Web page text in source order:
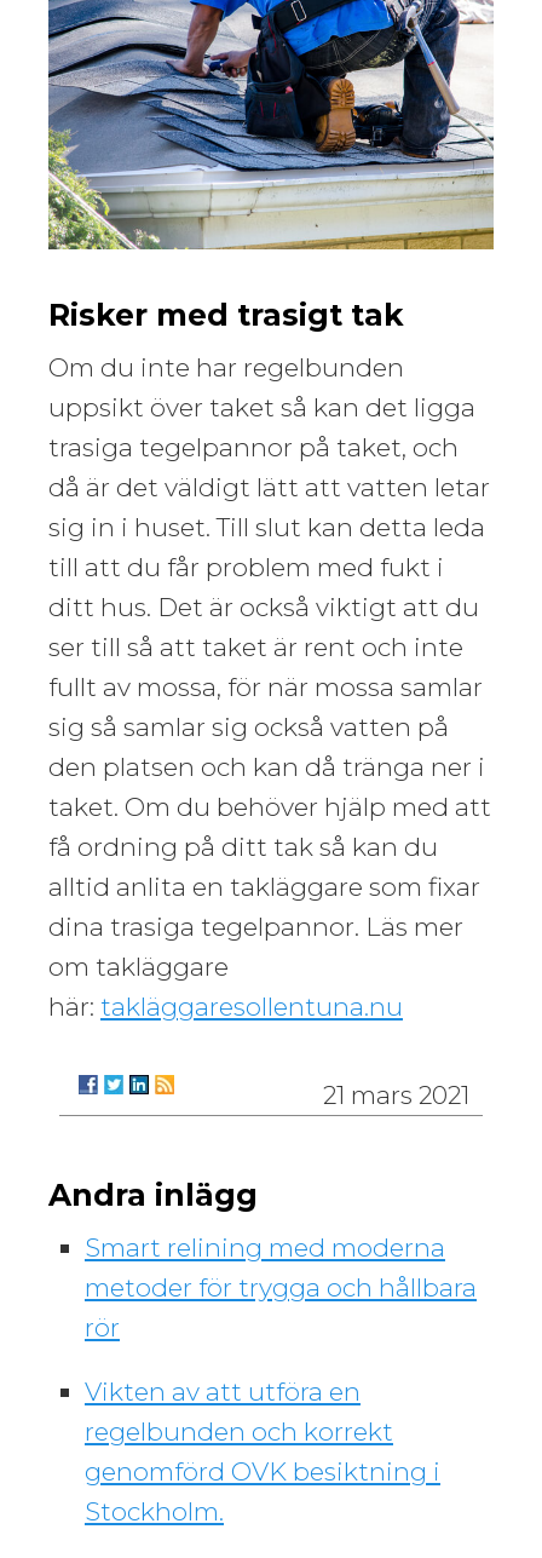
Risker med trasigt tak
Om du inte har regelbunden
uppsikt över taket så kan det ligga
trasiga tegelpannor på taket, och
då är det väldigt lätt att vatten letar
sig in i huset. Till slut kan detta leda
till att du får problem med fukt i
ditt hus. Det är också viktigt att du
ser till så att taket är rent och inte
fullt av mossa, för när mossa samlar
sig så samlar sig också vatten på
den platsen och kan då tränga ner i
taket. Om du behöver hjälp med att
få ordning på ditt tak så kan du
alltid anlita en takläggare som fixar
dina trasiga tegelpannor. Läs mer
om takläggare
här: takläggaresollentuna.nu
21 mars 2021
Andra inlägg
Smart relining med moderna
metoder för trygga och hållbara
rör
Vikten av att utföra en
regelbunden och korrekt
genomförd OVK besiktning i
Stockholm.